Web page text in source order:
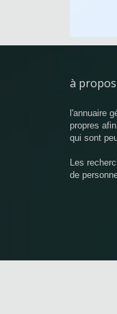
à
l'annuaire
propres
qui sont
Les
de